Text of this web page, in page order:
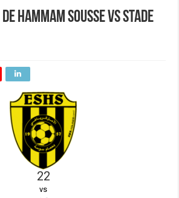
Hammam Sousse vs Stade
22
vs